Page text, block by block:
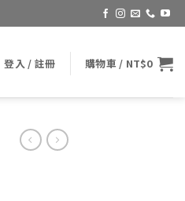
登入 / 註冊 購物車 / NT$0